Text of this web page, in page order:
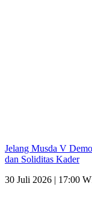
Jelang Musda V
dan Soliditas Kader
30 Juli 2026 | 17:00